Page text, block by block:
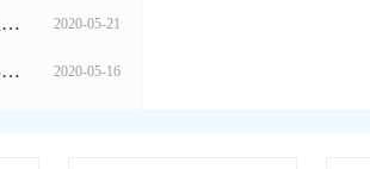
2020年西藏内地初中、中职班学生暑期返... 2020-05-21
关于开展2020年第一期深度贫困县送教（... 2020-05-16